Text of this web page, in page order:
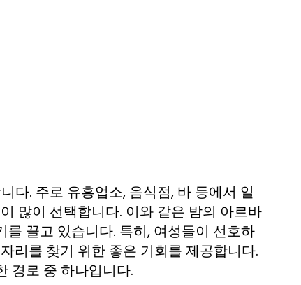
다. 주로 유흥업소, 음식점, 바 등에서 일
많이 선택합니다. 이와 같은 밤의 아르바
끌고 있습니다. 특히, 여성들이 선호하
리를 찾기 위한 좋은 기회를 제공합니다.
경로 중 하나입니다.